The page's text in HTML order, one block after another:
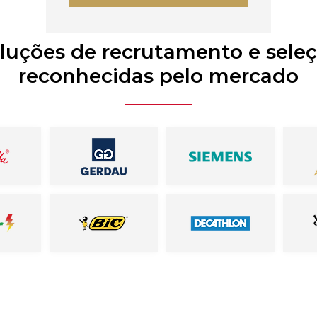
de recrutamento e
reconhecidas pelo mercado